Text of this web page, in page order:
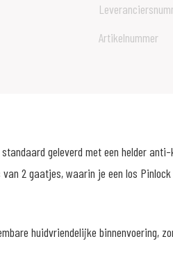
Artikelnummer
geleverd met een helder
2 gaatjes, waarin je een los
huidvriendelijke binnenvoering,